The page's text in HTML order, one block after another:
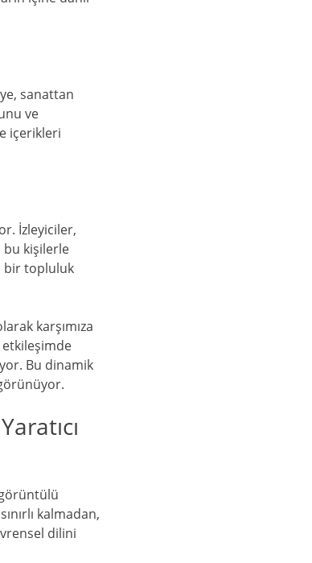
sanattan
ve
içerikleri
İzleyiciler,
bu kişilerle
bir topluluk
karşımıza
etkileşimde
Bu dinamik
kalmadan,
dilini